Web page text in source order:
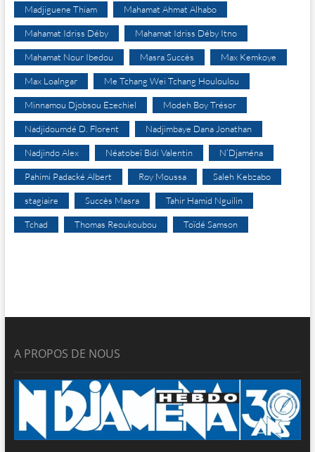
Madjiguene Thiam Mahamat Ahmat Alhabo
Mahamat Idriss Déby Mahamat Idriss Déby Itno
Mahamat Nour Ibedou Masra Succès Max Kemkoye
Max Loalngar Me Tchang Wei Tchang Houloulou
Minnamou Djobsou Ezechiel Modeh Boy Trésor
Nadjidoumdé D. Florent Nadjimbaye Dana Jonathan
Nadjindo Alex Néatobeï Bidi Valentin N’Djaména
Pahimi Padacké Albert Roy Moussa Saleh Kebzabo
stagiaire Succès Masra Tahir Hamid Nguilin
Tchad Thomas Reoukoubou Toïdé Samson
A PROPOS DE NOUS